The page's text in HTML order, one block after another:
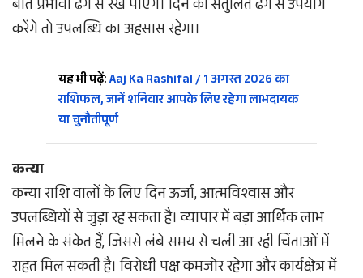
बात प्रभावी ढंग से रख पाएंगे। दिन को संतुलित ढंग से उपयोग
करेंगे तो उपलब्धि का अहसास रहेगा।
यह भी पढ़ें:Aaj Ka Rashifal / 1 अगस्त 2026 का
राशिफल, जानें शनिवार आपके लिए रहेगा लाभदायक
या चुनौतीपूर्ण
कन्या
कन्या राशि वालों के लिए दिन ऊर्जा, आत्मविश्वास और
उपलब्धियों से जुड़ा रह सकता है। व्यापार में बड़ा आर्थिक लाभ
मिलने के संकेत हैं, जिससे लंबे समय से चली आ रही चिंताओं में
राहत मिल सकती है। विरोधी पक्ष कमजोर रहेगा और कार्यक्षेत्र में